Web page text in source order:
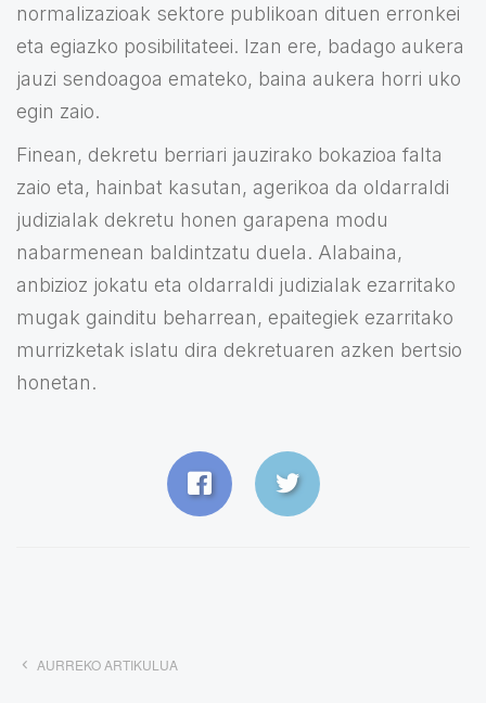
normalizazioak sektore publikoan dituen erronkei
eta egiazko posibilitateei. Izan ere, badago aukera
jauzi sendoagoa emateko, baina aukera horri uko
egin zaio.
Finean, dekretu berriari jauzirako bokazioa falta
zaio eta, hainbat kasutan, agerikoa da oldarraldi
judizialak dekretu honen garapena modu
nabarmenean baldintzatu duela. Alabaina,
anbizioz jokatu eta oldarraldi judizialak ezarritako
mugak gainditu beharrean, epaitegiek ezarritako
murrizketak islatu dira dekretuaren azken bertsio
honetan.
AURREKO ARTIKULUA